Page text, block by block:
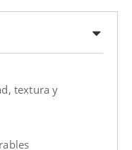
textura y